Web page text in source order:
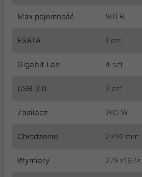
Max pojemność 80TB
ESATA 1 szt
Gigabit Lan 4 szt
USB 3.0 2 szt
Zasilacz 200 W
Chłodzenie 2x92 mm
Wymiary